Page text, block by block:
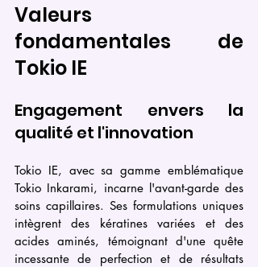
Valeurs
fondamentales de
Tokio IE
Engagement envers la
qualité et l'innovation
Tokio IE, avec sa gamme emblématique
Tokio Inkarami, incarne l'avant-garde des
soins capillaires. Ses formulations uniques
intègrent des kératines variées et des
acides aminés, témoignant d'une quête
incessante de perfection et de résultats